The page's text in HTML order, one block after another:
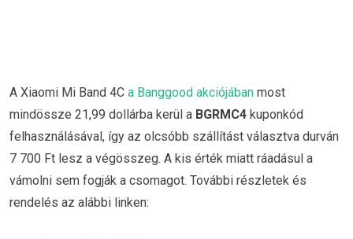
A Xiaomi Mi Band 4C a Banggood akciójában most
mindössze 21,99 dollárba kerül a BGRMC4 kuponkód
felhasználásával, így az olcsóbb szállítást választva durván
7 700 Ft lesz a végösszeg. A kis érték miatt ráadásul a
vámolni sem fogják a csomagot. További részletek és
rendelés az alábbi linken: